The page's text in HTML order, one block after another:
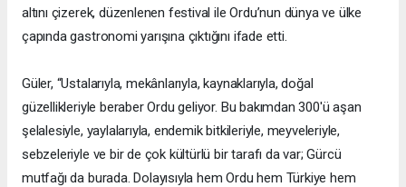
altını çizerek, düzenlenen festival ile Ordu’nun dünya ve ülke
çapında gastronomi yarışına çıktığını ifade etti.
Güler, “Ustalarıyla, mekânlarıyla, kaynaklarıyla, doğal
güzellikleriyle beraber Ordu geliyor. Bu bakımdan 300'ü aşan
şelalesiyle, yaylalarıyla, endemik bitkileriyle, meyveleriyle,
sebzeleriyle ve bir de çok kültürlü bir tarafı da var; Gürcü
mutfağı da burada. Dolayısıyla hem Ordu hem Türkiye hem